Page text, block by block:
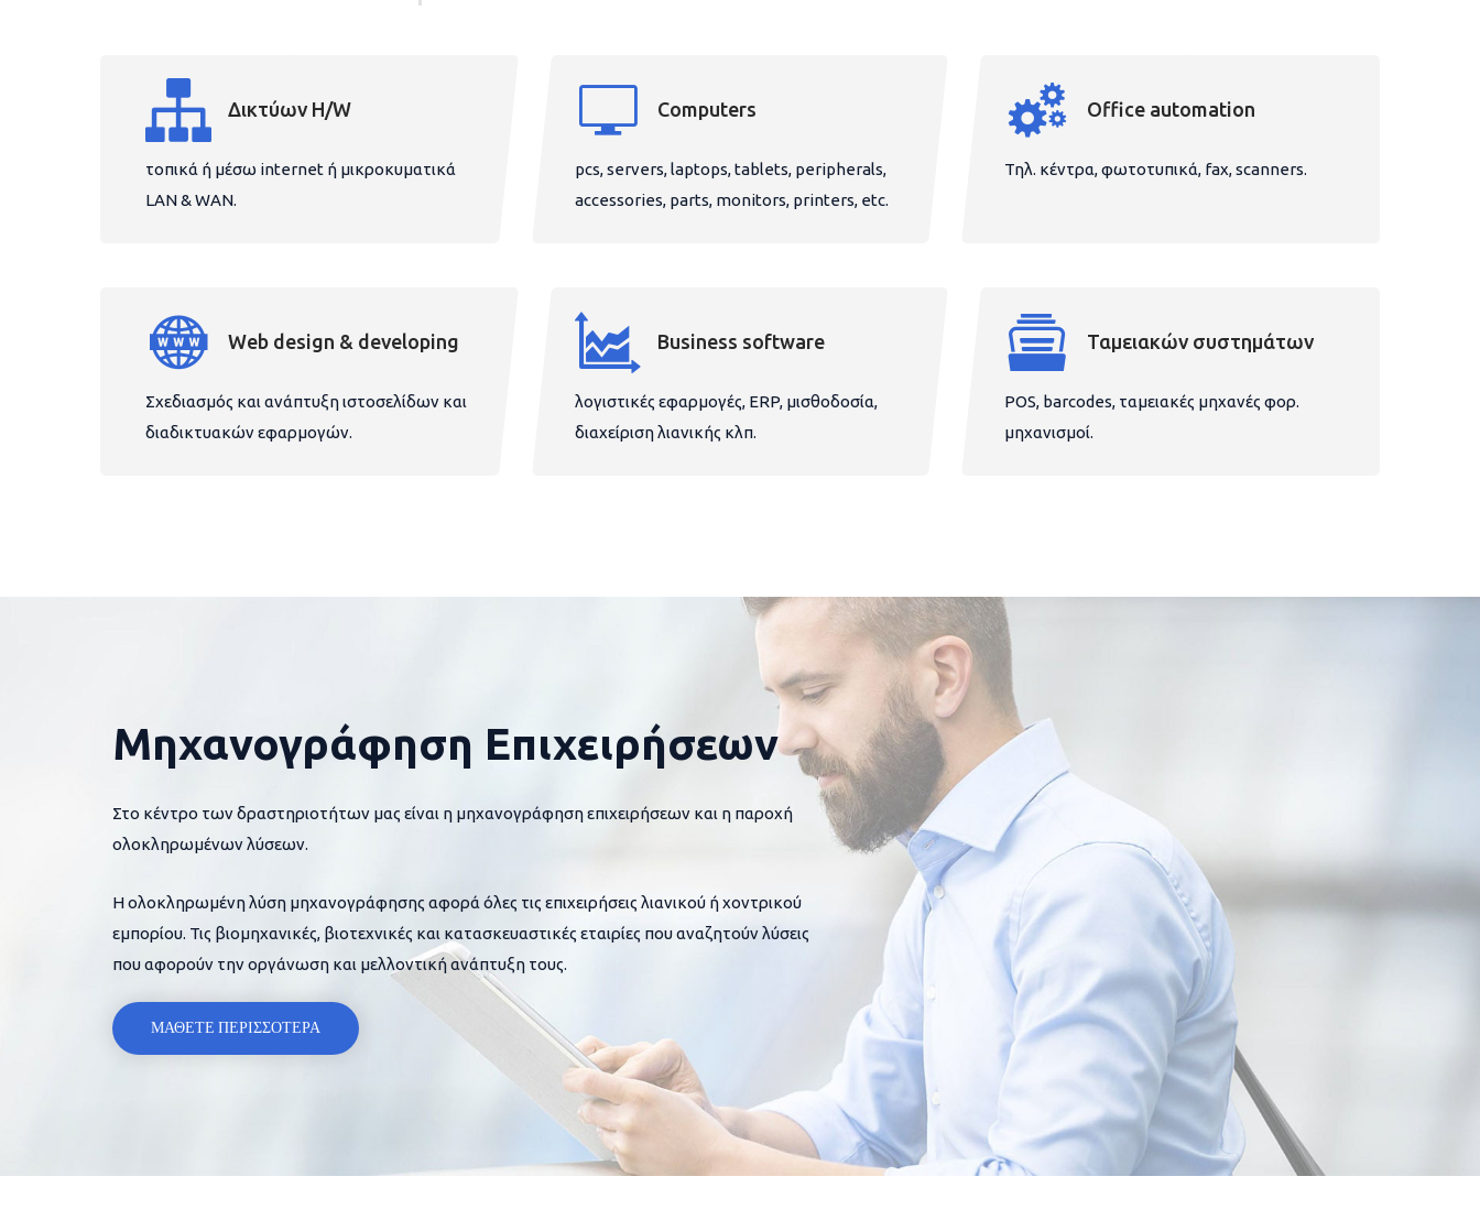
Δικτύων H/W
τοπικά ή μέσω internet ή μικροκυματικά
LAN & WAN.
Computers
pcs, servers, laptops, tablets, peripherals,
accessories, parts, monitors, printers, etc.
Office automation
Τηλ. κέντρα, φωτοτυπικά, fax, scanners.
Web design & developing
Σχεδιασμός και ανάπτυξη ιστοσελίδων και
διαδικτυακών εφαρμογών.
Business software
λογιστικές εφαρμογές, ERP, μισθοδοσία,
διαχείριση λιανικής κλπ.
Ταμειακών συστημάτων
POS, barcodes, ταμειακές μηχανές φορ.
μηχανισμοί.
Μηχανογράφηση Επιχειρήσεων
Στο κέντρο των δραστηριοτήτων μας είναι η μηχανογράφηση επιχειρήσεων και η παροχή
ολοκληρωμένων λύσεων.
Η ολοκληρωμένη λύση μηχανογράφησης αφορά όλες τις επιχειρήσεις λιανικού ή χοντρικού
εμπορίου. Τις βιομηχανικές, βιοτεχνικές και κατασκευαστικές εταιρίες που αναζητούν λύσεις
που αφορούν την οργάνωση και μελλοντική ανάπτυξη τους.
ΜΑΘΕΤΕ ΠΕΡΙΣΣΟΤΕΡΑ